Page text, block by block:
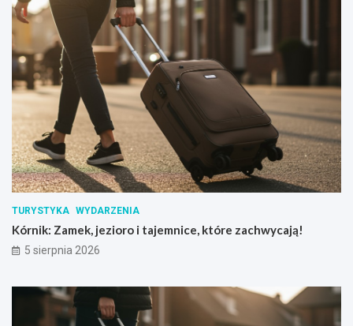
TURYSTYKA WYDARZENIA
Kórnik: Zamek, jezioro i tajemnice, które zachwycają!
5 sierpnia 2026